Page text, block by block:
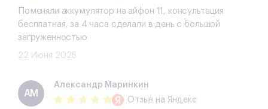
Поменяли аккумулятор на айфон 11, консультация
бесплатная, за 4 часа сделали в день с большой
загруженностью
22 Июня 2025
АМ
Александр Маринкин
Отзыв на Яндекс